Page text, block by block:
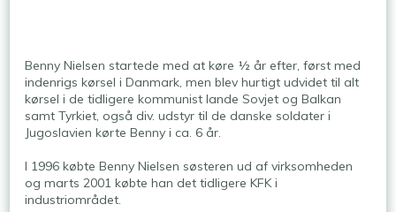
Benny Nielsen startede med at køre ½ år efter, først med
indenrigs kørsel i Danmark, men blev hurtigt udvidet til alt
kørsel i de tidligere kommunist lande Sovjet og Balkan
samt Tyrkiet, også div. udstyr til de danske soldater i
Jugoslavien kørte Benny i ca. 6 år.
I 1996 købte Benny Nielsen søsteren ud af virksomheden
og marts 2001 købte han det tidligere KFK i
industriområdet.